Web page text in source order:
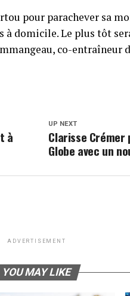
pour parachever sa
à domicile. Le plus tôt
co-entraîneur
UP NEXT
Clarisse Crémer
Globe avec un
à
ADVERTISEMENT
YOU MAY LIKE